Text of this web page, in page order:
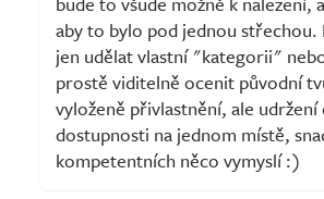
aby to bylo pod jednou
jen udělat vlastní "kategorii"
prostě viditelně ocenit původní
vyloženě přivlastnění, ale udržení
dostupnosti na jednom místě,
kompetentních něco vymyslí :)